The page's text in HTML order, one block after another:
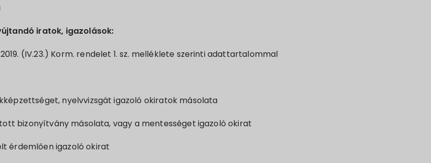
iratok, igazolások:
(IV.23.) Korm. rendelet 1. sz. melléklete szerinti adattartalommal
nyelvvizsgát igazoló okiratok másolata
bizonyítvány másolata, vagy a mentességet igazoló okirat
érdemlően igazoló okirat